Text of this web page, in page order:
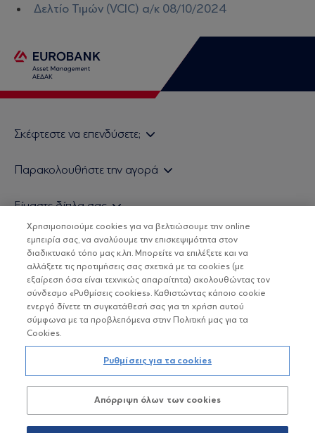
Δελτίο Τιμών (VCIC) α/κ 08/10/2024
Σκέφτεστε να επενδύσετε;
Τιμολογιακή Πολιτική
Δείτε τις πολιτικές μας
Βασικές Γνώσεις
Παρακολουθήστε την αγορά
Τα νέα μας
Χρήσιμοι σύνδεσμοι
Είμαστε δίπλα σας
H Eurobank Asset Management ΑΕΔΑΚ
Επενδυτική φιλοσοφία ESG
Πιστοποιημένα στελέχη και συνεργάτες
Αποστολή Βιογραφικών
ΟΙ ΟΣΕΚΑ ΔΕΝ ΕΧΟΥΝ ΕΓΓΥΗΜΕΝΗ ΑΠΟΔΟΣΗ ΚΑΙ ΟΙ
ΠΡΟΗΓΟΥΜΕΝΕΣ ΑΠΟΔΟΣΕΙΣ ΔΕΝ ΔΙΑΣΦΑΛΙΖΟΥΝ ΤΙΣ
ΜΕΛΛΟΝΤΙΚΕΣ
Copyright © Eurobank ΑΕΔΑΚ
Προστασία Προσωπικών Δεδομένων
Όροι χρήσης
Χρησιμοποιούμε cookies για να βελτιώσουμε την online
εμπειρία σας, να αναλύουμε την επισκεψιμότητα στον
διαδικτυακό τόπο μας κ.λπ. Μπορείτε να επιλέξετε και να
αλλάξετε τις προτιμήσεις σας σχετικά με τα cookies (με
εξαίρεση όσα είναι τεχνικώς απαραίτητα) ακολουθώντας τον
σύνδεσμο «Ρυθμίσεις cookies». Καθιστώντας κάποιο cookie
ενεργό δίνετε τη συγκατάθεσή σας για τη χρήση αυτού
σύμφωνα με τα προβλεπόμενα στην Πολιτική μας για τα
Cookies.
Ρυθμίσεις για τα cookies
Απόρριψη όλων των cookies